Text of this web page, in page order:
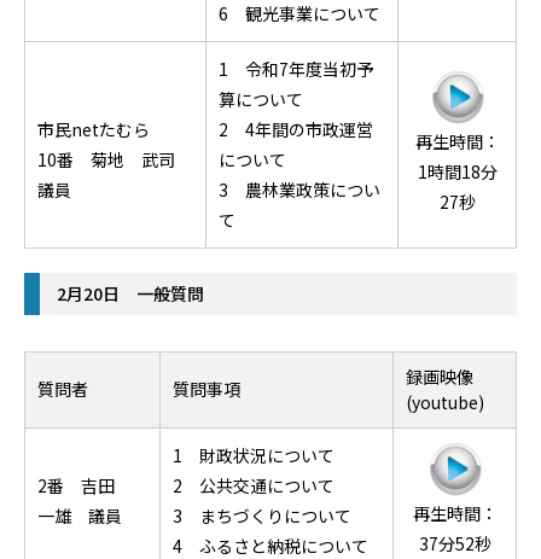
6 観光事業について
市民netたむら
10番 菊地 武司
議員
1 令和7年度当初予
算について
2 4年間の市政運営
について
3 農林業政策につい
て
再生時間：
1時間18分
27秒
2月20日 一般質問
質問者 質問事項
録画映像
(youtube)
2番 吉田
一雄 議員
1 財政状況について
2 公共交通について
3 まちづくりについて
4 ふるさと納税について
再生時間：
37分52秒